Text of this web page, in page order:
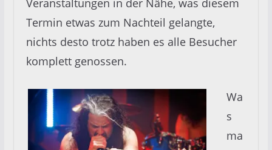
Termin etwas zum Nachteil gelangte,
nichts desto trotz haben es alle Besucher
komplett genossen.
Wa
s
ma